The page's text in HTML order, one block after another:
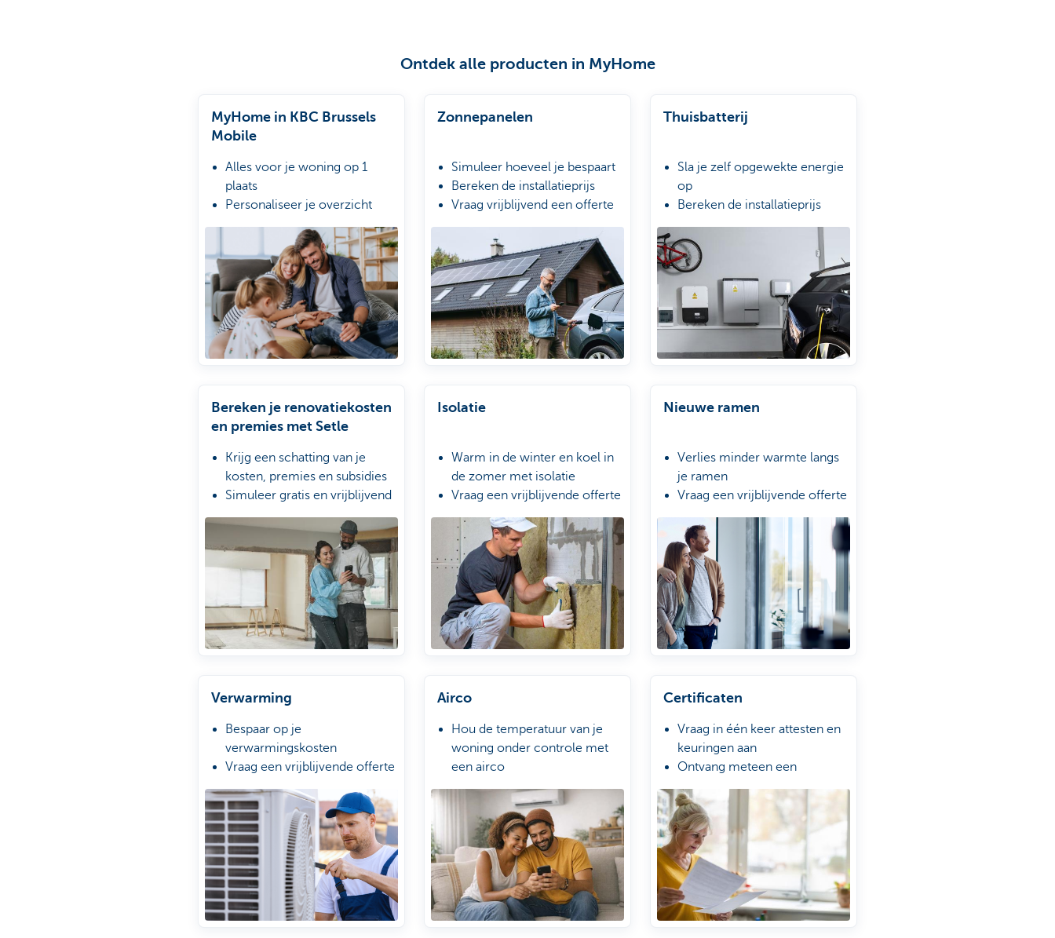
Ontdek alle producten in MyHome
MyHome in KBC Brussels
Mobile
Alles voor je woning op 1
plaats
Personaliseer je overzicht
Ga van start met jouw
Zonnepanelen
Simuleer hoeveel je bespaart
Bereken de installatieprijs
Vraag vrijblijvend een offerte
aan
Thuisbatterij
Sla je zelf opgewekte energie
op
Bereken de installatieprijs
Vraag vrijblijvend een offerte
aan
Bereken je renovatiekosten
en premies met Setle
Krijg een schatting van je
kosten, premies en subsidies
Simuleer gratis en vrijblijvend
Gebruik de schatting voor de
aanvraag van je woonlening*
Isolatie
Warm in de winter en koel in
de zomer met isolatie
Vraag een vrijblijvende offerte
aan
Volg je aanvraag op met KBC
Mobile
Nieuwe ramen
Verlies minder warmte langs
je ramen
Vraag een vrijblijvende offerte
met Impact Us Today
Volg je aanvraag op met KBC
Mobile
Verwarming
Bespaar op je
verwarmingskosten
Vraag een vrijblijvende offerte
aan bij Impact Us Today
Volg je aanvrag op met KBC
Mobile
Airco
Hou de temperatuur van je
woning onder controle met
een airco
Vraag een vrijblijvende offerte
aan bij onze betrouwbare
partner Impact Us Today
Volg je aanvraag en de
uitvoering van je werken
makkelijk op met KBC
Brussels Mobile
Certificaten
Vraag in één keer attesten en
keuringen aan
Ontvang meteen een
prijsschatting
De experten van De
Immowinkel nemen contact
met je op